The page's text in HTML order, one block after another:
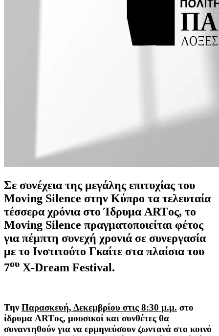
Σε συνέχεια της μεγάλης επιτυχίας του
Moving Silence στην Κύπρο τα τελευταία
τέσσερα χρόνια στο Ίδρυμα ARTος, το
Moving Silence πραγματοποιείται φέτος
γιαπέμπτη συνεχή χρονιάσε συνεργασία
με το Ινστιτούτο Γκαίτε στα πλαίσια του
7ου X-Dream Festival.
ΤηνΠαρασκευή, Δεκεμβρίου στις 8:30 μ.μ. στο
ίδρυμα ARTος, μουσικοί και συνθέτες θα
συναντηθούν για να ερμηνεύσουν ζωντανά στο κοινό